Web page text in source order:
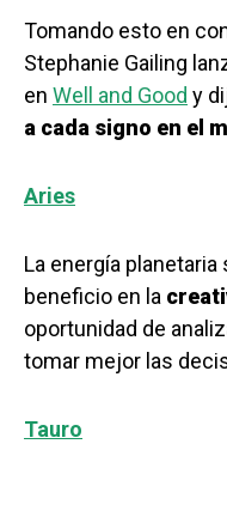
Tomando esto en
Stephanie Gailing
en Well and Good y
a cada signo en el
Aries
La energía
beneficio en la
oportunidad de
tomar mejor las
Tauro